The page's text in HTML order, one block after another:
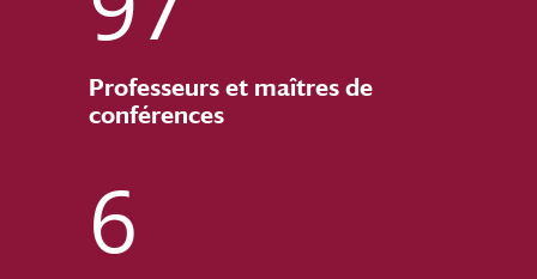
Professeurs et maîtres de
conférences
6